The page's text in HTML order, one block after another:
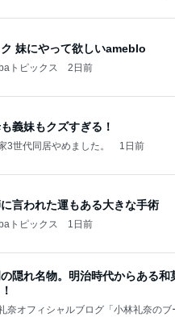
妹にやって欲しいameblo
トピックス 2日前
義妹もクズすぎる！
3世代同居やめました。 1日前
言われた運もある大きな手術
トピックス 1日前
隠れ名物。明治時代からある和
奈オフィシャルブログ「小林礼奈のブ